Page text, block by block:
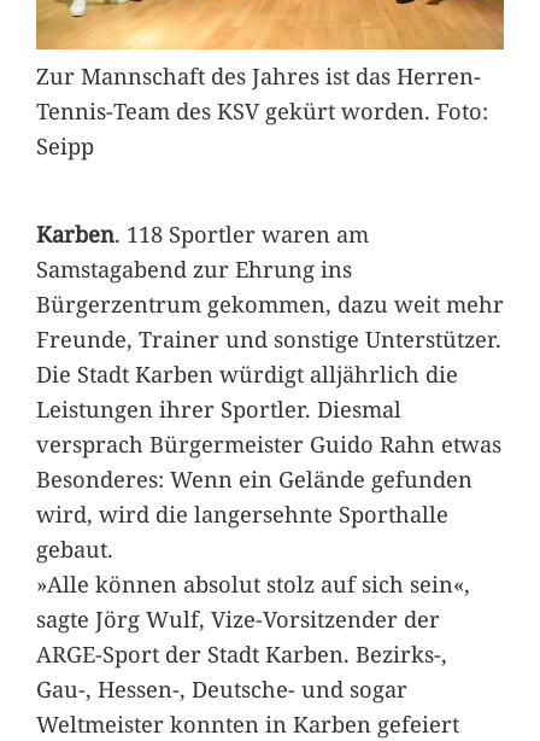
Zur Mannschaft des Jahres ist das Herren-
Tennis-Team des KSV gekürt worden. Foto:
Seipp
Karben. 118 Sportler waren am
Samstagabend zur Ehrung ins
Bürgerzentrum gekommen, dazu weit mehr
Freunde, Trainer und sonstige Unterstützer.
Die Stadt Karben würdigt alljährlich die
Leistungen ihrer Sportler. Diesmal
versprach Bürgermeister Guido Rahn etwas
Besonderes: Wenn ein Gelände gefunden
wird, wird die langersehnte Sporthalle
gebaut.
»Alle können absolut stolz auf sich sein«,
sagte Jörg Wulf, Vize-Vorsitzender der
ARGE-Sport der Stadt Karben. Bezirks-,
Gau-, Hessen-, Deutsche- und sogar
Weltmeister konnten in Karben gefeiert